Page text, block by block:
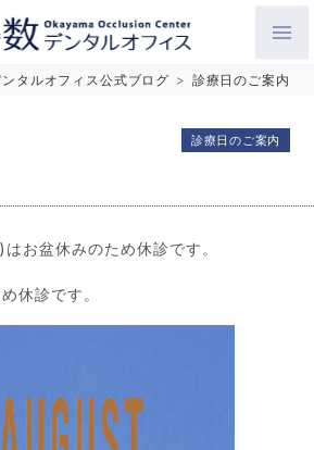
ンタルオフィス公式ブログ > 診療日のご案内
診療日のご案内
お盆休みのため休診です。
休診です。